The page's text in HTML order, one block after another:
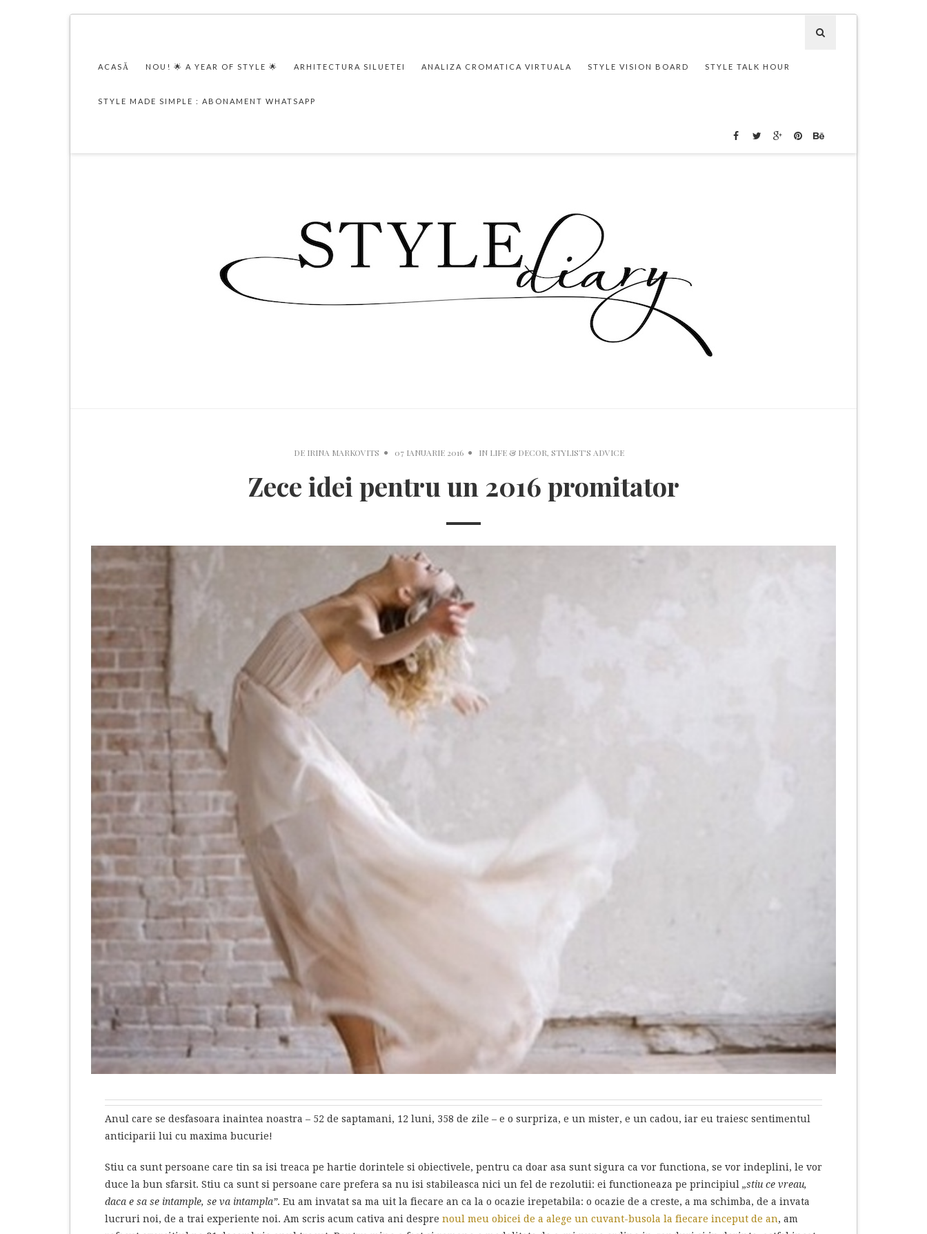
ACASĂ NOU! 🌟 A YEAR OF STYLE 🌟 ARHITECTURA SILUETEI ANALIZA CROMATICA VIRTUALA STYLE VISION BOARD STYLE TALK HOUR
STYLE MADE SIMPLE : ABONAMENT WHATSAPP
DE IRINA MARKOVITS 07 IANUARIE 2016 IN LIFE & DECOR, STYLIST'S ADVICE
Zece idei pentru un 2016 promitator
Anul care se desfasoara inaintea noastra – 52 de saptamani, 12 luni, 358 de zile – e o surpriza, e un mister, e un cadou, iar eu traiesc sentimentul
anticiparii lui cu maxima bucurie!
Stiu ca sunt persoane care tin sa isi treaca pe hartie dorintele si obiectivele, pentru ca doar asa sunt sigura ca vor functiona, se vor indeplini, le vor
duce la bun sfarsit. Stiu ca sunt si persoane care prefera sa nu isi stabileasca nici un fel de rezolutii: ei functioneaza pe principiul „stiu ce vreau,
daca e sa se intample, se va intampla”. Eu am invatat sa ma uit la fiecare an ca la o ocazie irepetabila: o ocazie de a creste, a ma schimba, de a invata
lucruri noi, de a trai experiente noi. Am scris acum cativa ani despre noul meu obicei de a alege un cuvant-busola la fiecare inceput de an, am